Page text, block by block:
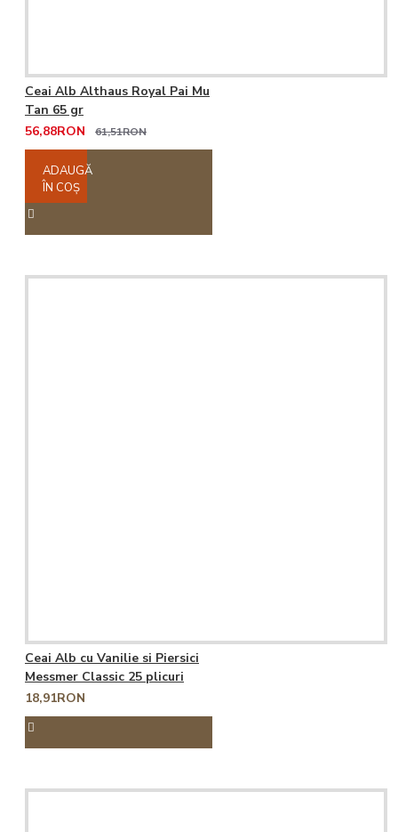
Ceai Alb Althaus Royal Pai Mu
Tan 65 gr
56,88RON
61,51RON
ADAUGĂ
ÎN COŞ
Ceai Alb cu Vanilie si Piersici
Messmer Classic 25 plicuri
18,91RON